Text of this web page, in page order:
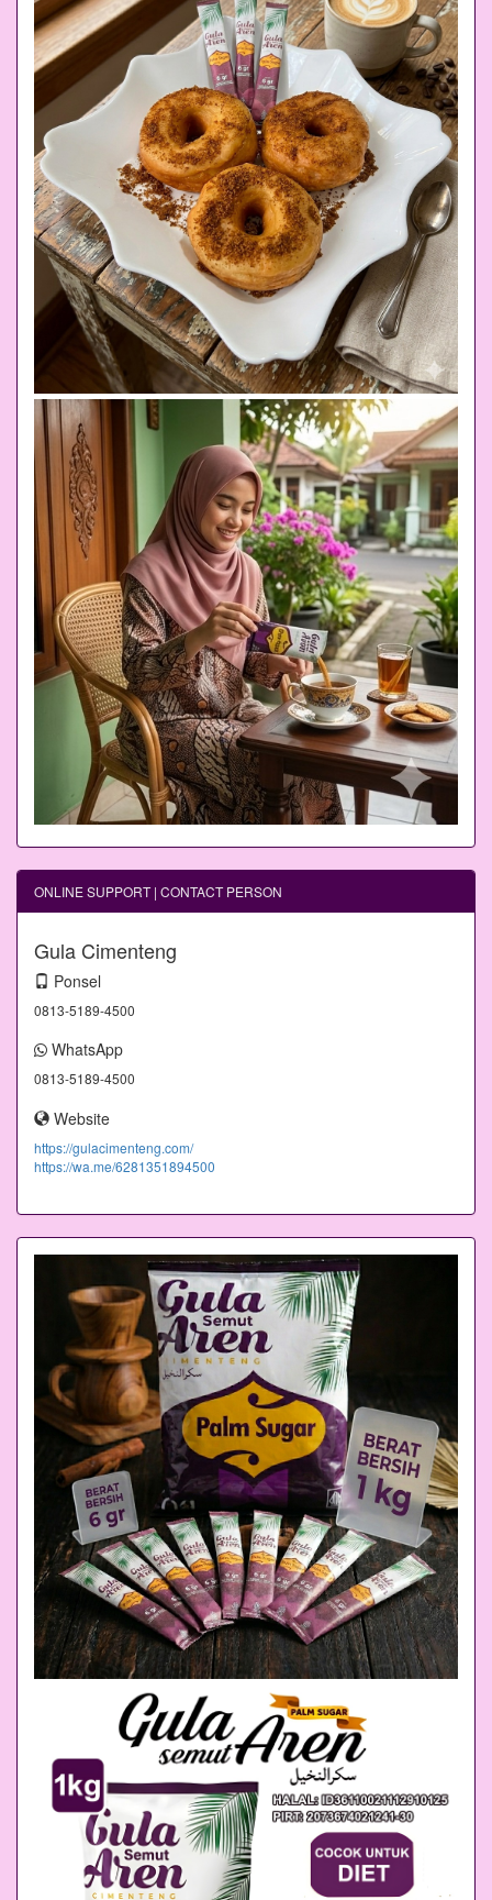
ONLINE SUPPORT | CONTACT PERSON
Gula Cimenteng
Ponsel
0813-5189-4500
WhatsApp
0813-5189-4500
Website
https://gulacimenteng.com/
https://wa.me/6281351894500